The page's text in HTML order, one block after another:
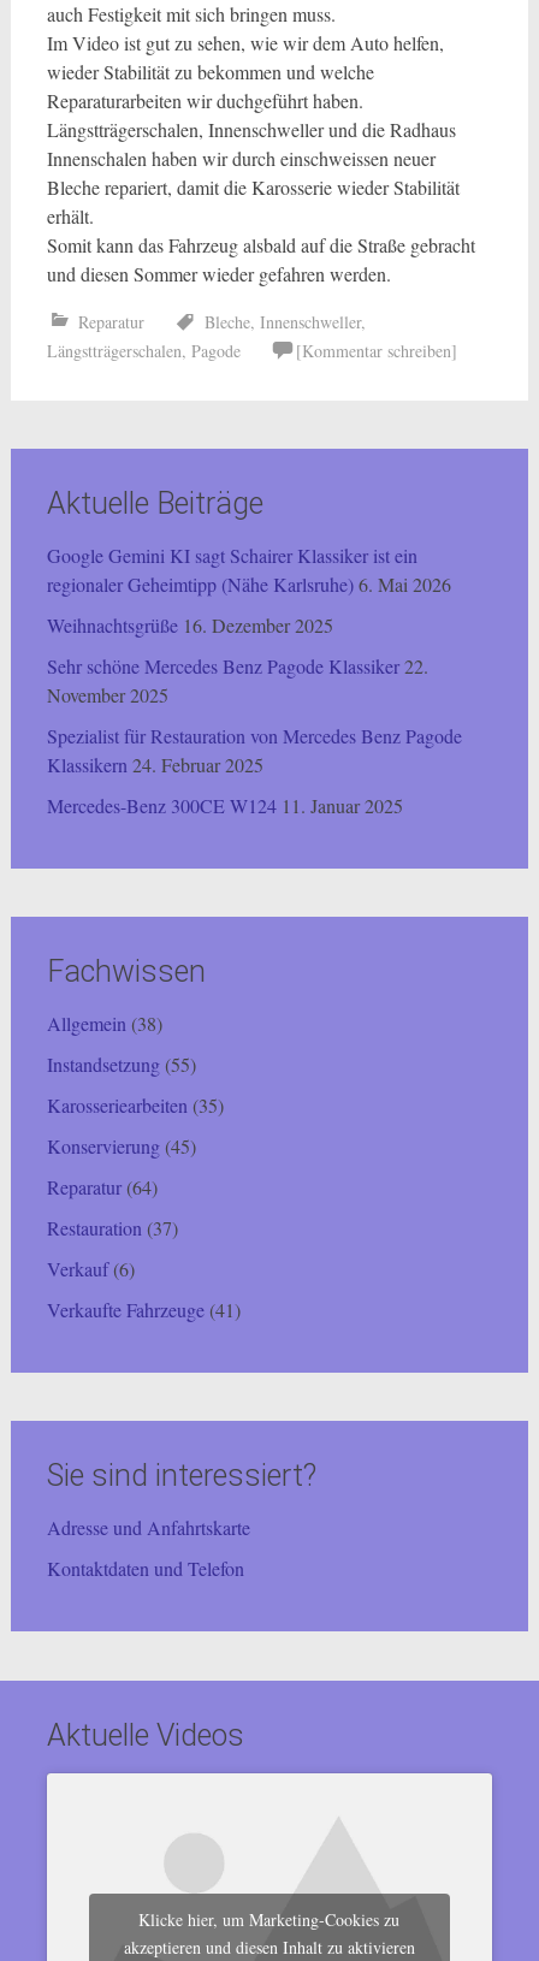
auch Festigkeit mit sich bringen muss.
Im Video ist gut zu sehen, wie wir dem Auto helfen,
wieder Stabilität zu bekommen und welche
Reparaturarbeiten wir duchgeführt haben.
Längstträgerschalen, Innenschweller und die Radhaus
Innenschalen haben wir durch einschweissen neuer
Bleche repariert, damit die Karosserie wieder Stabilität
erhält.
Somit kann das Fahrzeug alsbald auf die Straße gebracht
und diesen Sommer wieder gefahren werden.
Reparatur Bleche, Innenschweller,
Längstträgerschalen, Pagode [Kommentar schreiben]
Aktuelle Beiträge
Google Gemini KI sagt Schairer Klassiker ist ein
regionaler Geheimtipp (Nähe Karlsruhe)6. Mai 2026
Weihnachtsgrüße 16. Dezember 2025
Sehr schöne Mercedes Benz Pagode Klassiker22.
November 2025
Spezialist für Restauration von Mercedes Benz Pagode
Klassikern 24. Februar 2025
Mercedes-Benz 300CE W124 11. Januar 2025
Fachwissen
Allgemein (38)
Instandsetzung(55)
Karosseriearbeiten (35)
Konservierung(45)
Reparatur(64)
Restauration (37)
Verkauf(6)
Verkaufte Fahrzeuge(41)
Sie sind interessiert?
Adresse und Anfahrtskarte
Kontaktdaten und Telefon
Aktuelle Videos
Klicke hier, um Marketing-Cookies zu
akzeptieren und diesen Inhalt zu aktivieren